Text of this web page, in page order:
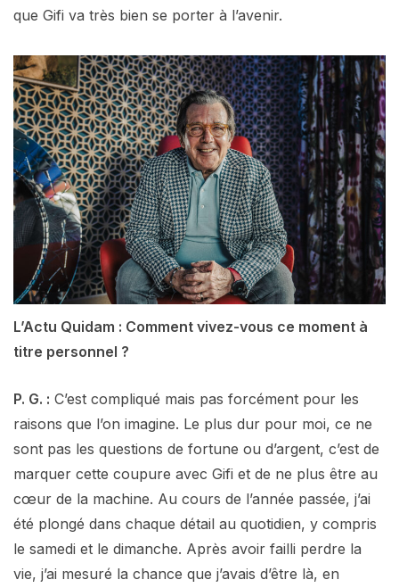
que Gifi va très bien se porter à l’avenir.
L’Actu Quidam : Comment vivez-vous ce moment à
titre personnel ?
P. G. : C’est compliqué mais pas forcément pour les
raisons que l’on imagine. Le plus dur pour moi, ce ne
sont pas les questions de fortune ou d’argent, c’est de
marquer cette coupure avec Gifi et de ne plus être au
cœur de la machine. Au cours de l’année passée, j’ai
été plongé dans chaque détail au quotidien, y compris
le samedi et le dimanche. Après avoir failli perdre la
vie, j’ai mesuré la chance que j’avais d’être là, en